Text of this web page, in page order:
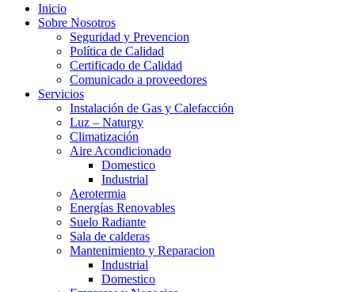
Inicio
Sobre Nosotros
Seguridad y Prevencion
Política de Calidad
Certificado de Calidad
Comunicado a proveedores
Servicios
Instalación de Gas y Calefacción
Luz – Naturgy
Climatización
Aire Acondicionado
Domestico
Industrial
Aerotermia
Energías Renovables
Suelo Radiante
Sala de calderas
Mantenimiento y Reparacion
Industrial
Domestico